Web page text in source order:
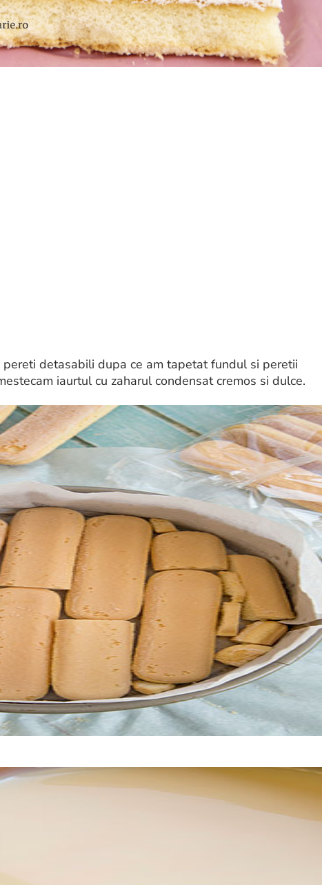
detasabili dupa ce am tapetat fundul si peretii
iaurtul cu zaharul condensat cremos si dulce.